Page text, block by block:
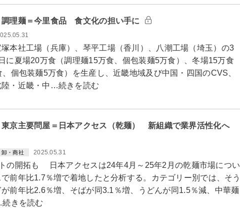
調理麺＝今里食品 食文化の担い手に
本社工場（兵庫）、琴平工場（香川）、八潮工場（埼玉）の3
に夏場20万食（調理麺15万食、個包装麺5万食）、冬場15万食
、個包装麺5万食）を生産し、近畿地域及び中国・四国のCVS、
陸・近畿・中…続きを読む
東京主要問屋＝日本アクセス（乾麺） 新組織で業界活性化へ
卸・商社 2025.05.31
の開拓も 日本アクセスは24年4月～25年2月の乾麺市場につい
前年比1.7％増で着地したと分析する。カテゴリー別では、そう
前年比2.6％増、そばが同3.1％増、うどんが同1.5％減、中華麺
きを読む